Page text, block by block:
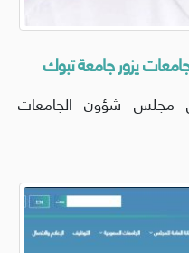
يزور جامعة تبوك
مجلس شؤون الجامعات